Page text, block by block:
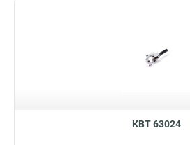
КВТ 63024